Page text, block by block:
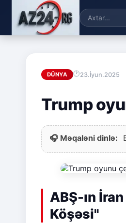
DÜNYA 23.İyun.2025
Trump
🎧 Məqaləni dinlə:
ABŞ-ın
Köşəsi"